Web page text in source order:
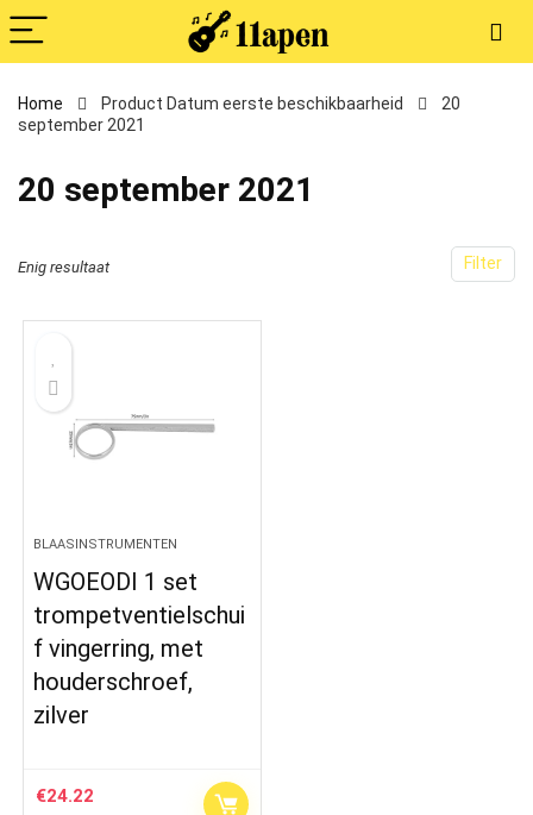
Home Product Datum eerste beschikbaarheid
20
september 2021
20 september 2021
Filter
Enig resultaat
BLAASINSTRUMENTEN
WGOEODI 1 set
trompetventielschui
f vingerring, met
houderschroef,
zilver
€24.22